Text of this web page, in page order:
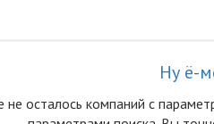
Ну ё-
осталоcь компаний с